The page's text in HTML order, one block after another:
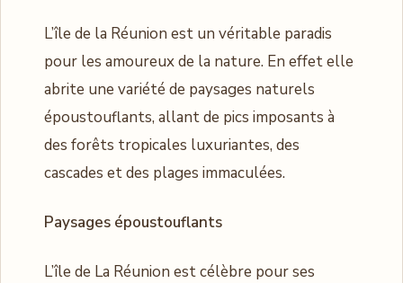
L’île de la Réunion est un véritable paradis
pour les amoureux de la nature. En effet elle
abrite une variété de paysages naturels
époustouflants, allant de pics imposants à
des forêts tropicales luxuriantes, des
cascades et des plages immaculées.
Paysages époustouflants
L’île de La Réunion est célèbre pour ses